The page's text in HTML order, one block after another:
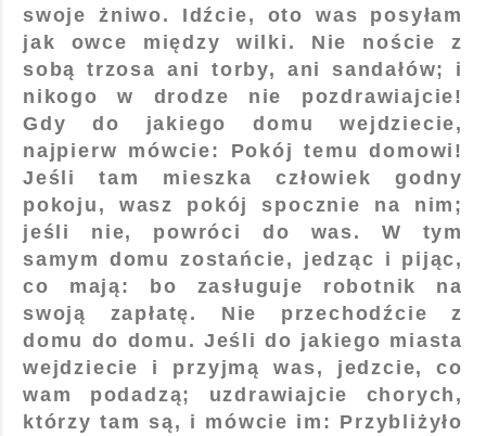
swoje żniwo. Idźcie, oto was posyłam
jak owce między wilki. Nie noście z
sobą trzosa ani torby, ani sandałów; i
nikogo w drodze nie pozdrawiajcie!
Gdy do jakiego domu wejdziecie,
najpierw mówcie: Pokój temu domowi!
Jeśli tam mieszka człowiek godny
pokoju, wasz pokój spocznie na nim;
jeśli nie, powróci do was. W tym
samym domu zostańcie, jedząc i pijąc,
co mają: bo zasługuje robotnik na
swoją zapłatę. Nie przechodźcie z
domu do domu. Jeśli do jakiego miasta
wejdziecie i przyjmą was, jedzcie, co
wam podadzą; uzdrawiajcie chorych,
którzy tam są, i mówcie im: Przybliżyło